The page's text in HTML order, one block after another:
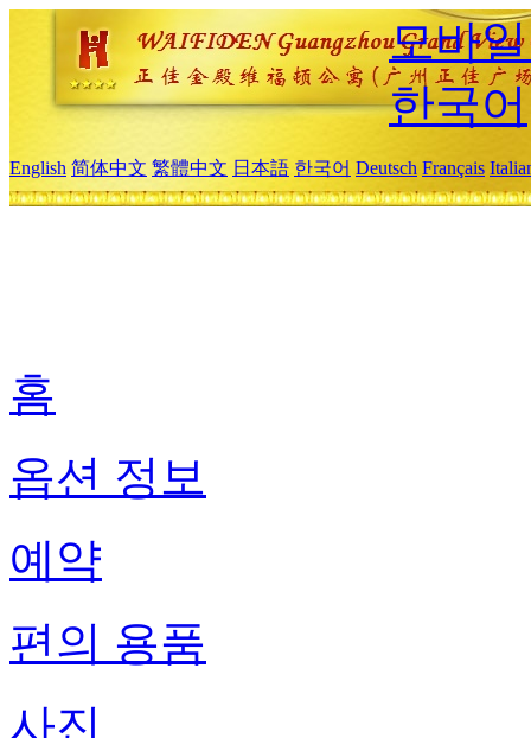
모바
한국어
English 简体中文 繁體中文 日本語 한국어 Deutsch Français
홈
옵션 정보
예약
편의 용품
사진